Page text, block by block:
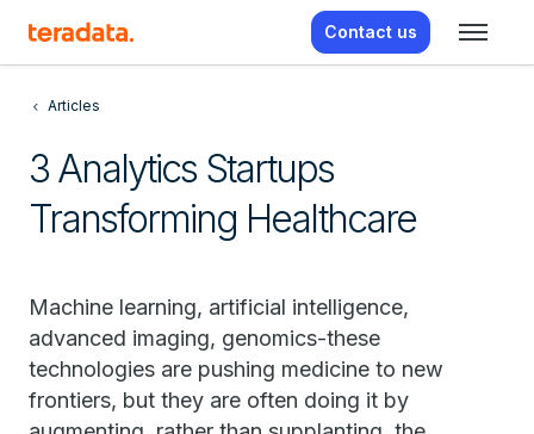
Contact us
Articles
3 Analytics Startups
Transforming Healthcare
Machine learning, artificial intelligence,
advanced imaging, genomics-these
technologies are pushing medicine to new
frontiers, but they are often doing it by